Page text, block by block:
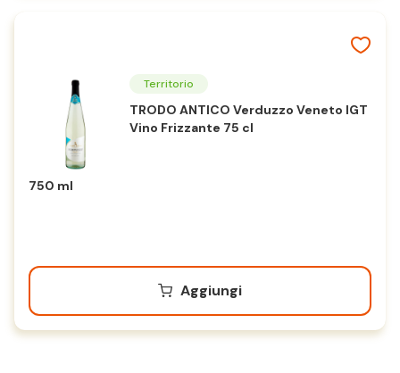
Territorio
TRODO ANTICO Verduzzo Veneto IGT
Vino Frizzante 75 cl
750 ml
Aggiungi